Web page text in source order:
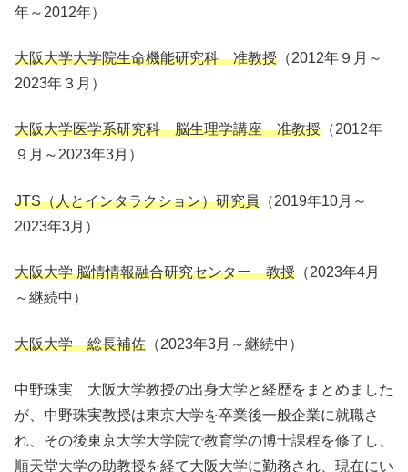
年～2012年）
大阪大学大学院生命機能研究科 准教授 （2012年９月～
2023年３月）
大阪大学医学系研究科 脳生理学講座 准教授 （2012年
９月～2023年3月）
JTS（人とインタラクション）研究員 （2019年10月～
2023年3月）
大阪大学 脳情情報融合研究センター 教授 （2023年4月
～継続中）
大阪大学 総長補佐 （2023年3月～継続中）
中野珠実 大阪大学教授の出身大学と経歴をまとめました
が、中野珠実教授は東京大学を卒業後一般企業に就職さ
れ、その後東京大学大学院で教育学の博士課程を修了し、
順天堂大学の助教授を経て大阪大学に勤務され、現在にい